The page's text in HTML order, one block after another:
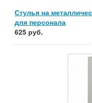
Стулья на
для персонала
625 руб.